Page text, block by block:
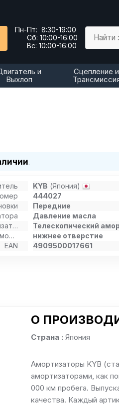
Пн-Пт: 8:30-19:00
Сб: 10:00-16:00
Вс: 10:00-16:00
Найти
и
Выхлоп
Сцепление и
.
KYB (Япония)
444027
Передние
Давление масла
Конструкция амортизатора
Телескопический
Способ крепления амортизатора
нижнее отверстие
EAN
4909500017661
О
Страна : Япония
Амортизаторы KYB
амортизаторами, как
000 км пробега.
качества. Каждый